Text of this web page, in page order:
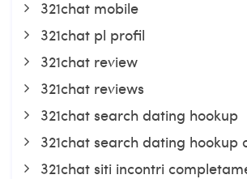
321chat mobile
321chat pl profil
321chat review
321chat reviews
321chat search dating hookup
321chat search dating hookup
321chat siti incontri